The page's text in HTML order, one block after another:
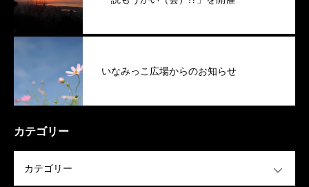
いなみっこ広場からのお知らせ
カテゴリー